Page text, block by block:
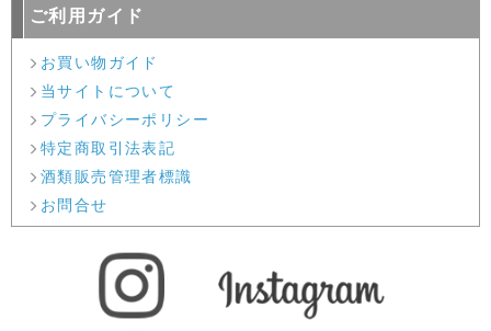
ご利用ガイド
お買い物ガイド
当サイトについて
プライバシーポリシー
特定商取引法表記
酒類販売管理者標識
お問合せ